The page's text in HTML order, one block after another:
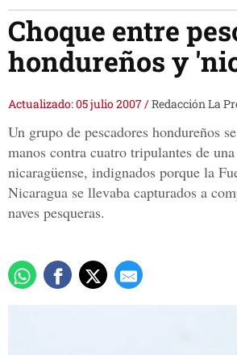
Choque entre
hondureños y
Actualizado: 05 julio 2007/Redacción La
Un grupo de pescadores hondureños
manos contra cuatro tripulantes de
nicaragüense, indignados porque la
Nicaragua se llevaba capturados a
naves pesqueras.